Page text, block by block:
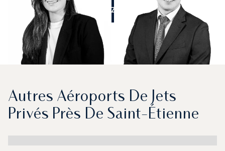
APPELEZ-NOUS
Autres Aéroports De Jets
Privés Près De Saint-Étienne